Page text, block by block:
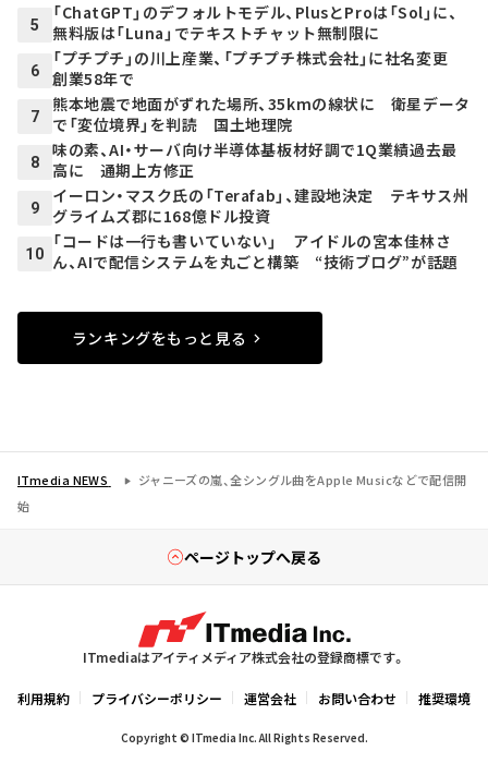
5
「ChatGPT」のデフォルトモデル、PlusとProは「Sol」に、
無料版は「Luna」でテキストチャット無制限に
6
「プチプチ」の川上産業、「プチプチ株式会社」に社名変更
創業58年で
7
熊本地震で地面がずれた場所、35kmの線状に 衛星データ
で「変位境界」を判読 国土地理院
8
味の素、AI・サーバ向け半導体基板材好調で1Q業績過去最
高に 通期上方修正
9
イーロン・マスク氏の「Terafab」、建設地決定 テキサス州
グライムズ郡に168億ドル投資
10
「コードは一行も書いていない」 アイドルの宮本佳林さ
ん、AIで配信システムを丸ごと構築 “技術ブログ”が話題
ランキングをもっと見る
ITmedia NEWS
ジャニーズの嵐、全シングル曲をApple Musicなどで配信開
始
ページトップへ戻る
ITmediaはアイティメディア株式会社の登録商標です。
利用規約 プライバシーポリシー 運営会社 お問い合わせ 推奨環境
Copyright © ITmedia Inc. All Rights Reserved.